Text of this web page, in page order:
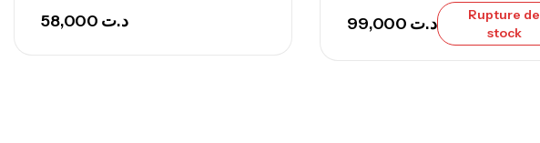
د.ت د.ت
Rupture de
stock